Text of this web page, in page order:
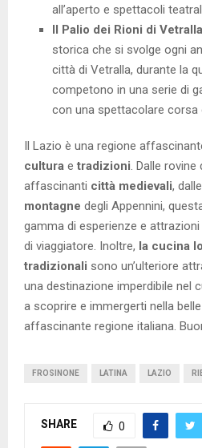
all’aperto e spettacoli
Il Palio dei Rioni di Vetralla
storica che si svolge ogni
città di Vetralla, durante la
competono in una serie di
con una spettacolare corsa
Il Lazio è una regione
cultura e tradizioni. Dalle rovine
affascinanti città medievali, dalle
montagne degli Appennini,
gamma di esperienze e
di viaggiatore. Inoltre, la cucina
tradizionali sono un’ulteriore
una destinazione imperdibile nel
a scoprire e immergerti nella
affascinante regione italiana.
FROSINONE LATINA LAZIO
SHARE 0